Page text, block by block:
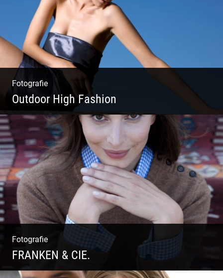
Fotografie
Outdoor High Fashion
Outdoor High Fashion
Fotografie
FRANKEN & CIE.